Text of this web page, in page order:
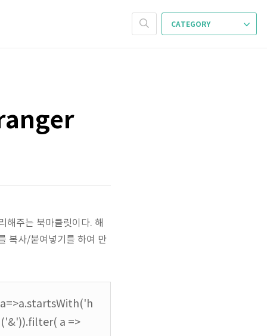
CATEGORY
해주는 북마클릿이다. 해
복사/붙여넣기를 하여 만
a =>